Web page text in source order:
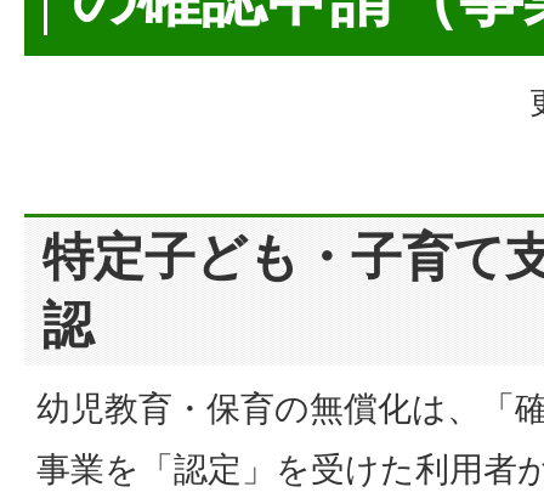
特定子ども・子育て
認
幼児教育・保育の無償化は、「
事業を「認定」を受けた利用者